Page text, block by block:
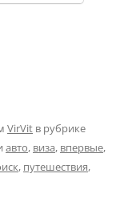
VirVit в рубрике
авто, виза, впервые,
, путешествия,